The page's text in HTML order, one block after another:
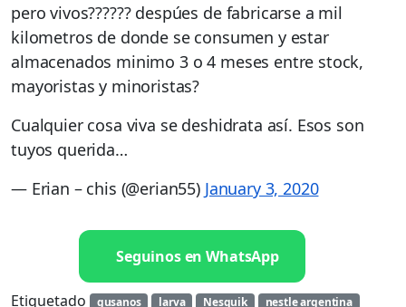
pero vivos?????? despúes de fabricarse a mil
kilometros de donde se consumen y estar
almacenados minimo 3 o 4 meses entre stock,
mayoristas y minoristas?
Cualquier cosa viva se deshidrata así. Esos son
tuyos querida…
— Erian – chis (@erian55) January 3, 2020
Seguinos en WhatsApp
Etiquetado gusanos larva Nesquik nestle argentina